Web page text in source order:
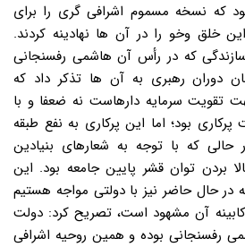
که نسخه مسموم اشرافی گری را برای
خلق وخو را در آن ها نهادینه کردند.
که در رأس آن هاشمی رفسنجانی
دوران رهبری به آن ها تذکر داد که
تقویت سرمایه دارهاست نه ضعفا و با
بود؛ اما این پرکاری به نفع طبقه
که با توجه به شعارهای بنیادین
بردن توان قشر پایین جامعه بود. این
در حال حاضر نیز با دولتی مواجه هستیم
آن مشهود است، تصریح کرد: دولت
رفسنجانی بوده و همین روحیه اشرافی